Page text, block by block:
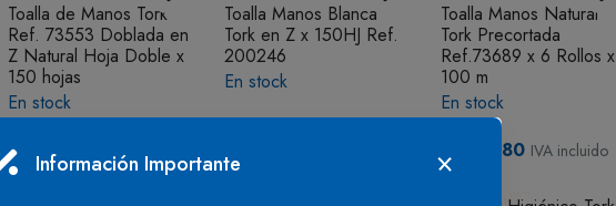
Toalla de Manos Tork
Ref. 73553 Doblada en
Z Natural Hoja Doble x
150 hojas
En stock
$8.663
IVA incluido
Toalla Manos Blanca
Tork en Z x 150HJ Ref.
200246
En stock
Toalla Manos Natural
Tork Precortada
Ref.73689 x 6 Rollos x
100 m
En stock
$164.780 IVA incluido
Información Importante